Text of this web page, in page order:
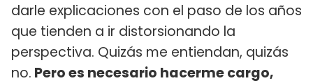
darle explicaciones con el paso de los años
que tienden a ir distorsionando la
perspectiva. Quizás me entiendan, quizás
no. Pero es necesario hacerme cargo,